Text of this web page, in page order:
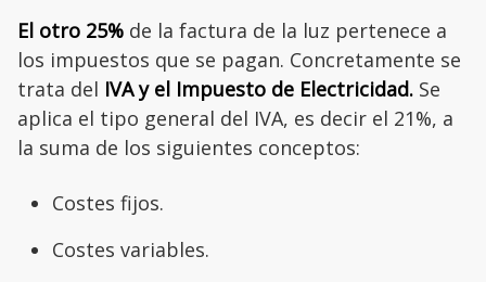
El otro 25% de la factura de la luz pertenece a
los impuestos que se pagan. Concretamente se
trata del IVA y el Impuesto de Electricidad. Se
aplica el tipo general del IVA, es decir el 21%, a
la suma de los siguientes conceptos:
Costes fijos.
Costes variables.